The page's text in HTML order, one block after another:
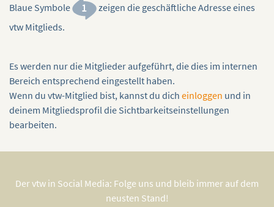
EINFACH MAL DIE KLAPPE HALTEN
beingwithbyronkatie.com in Engelberg/Schweiz
Artikel erhältlich als PDF im Pack von insgesamt 5
Blaue Symbole
zeigen die geschäftliche Adresse eines
vtw Mitglieds.
Es werden nur die Mitglieder aufgeführt, die dies im internen
Bereich entsprechend eingestellt haben.
Wenn du vtw-Mitglied bist, kannst du dich einloggen und in
deinem Mitgliedsprofil die Sichtbarkeitseinstellungen
bearbeiten.
Der vtw in Social Media: Folge uns und bleib immer auf dem
neusten Stand!